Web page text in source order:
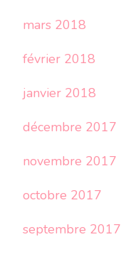
mars 2018
février 2018
janvier 2018
décembre 2017
novembre 2017
octobre 2017
septembre 2017